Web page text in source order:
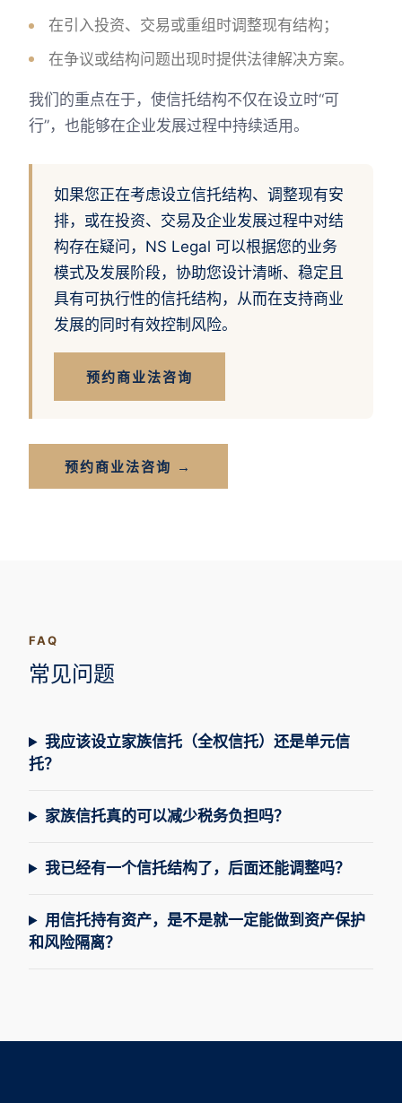
在引入投资、交易或重组时调整现有结构；
在争议或结构问题出现时提供法律解决方案。
我们的重点在于，使信托结构不仅在设立时“可
行”，也能够在企业发展过程中持续适用。
如果您正在考虑设立信托结构、调整现有安
排，或在投资、交易及企业发展过程中对结
构存在疑问，NS Legal 可以根据您的业务
模式及发展阶段，协助您设计清晰、稳定且
具有可执行性的信托结构，从而在支持商业
发展的同时有效控制风险。
预约商业法咨询
预约商业法咨询 →
FAQ
常见问题
我应该设立家族信托（全权信托）还是单元信
托？
家族信托真的可以减少税务负担吗？
我已经有一个信托结构了，后面还能调整吗？
用信托持有资产，是不是就一定能做到资产保护
和风险隔离？